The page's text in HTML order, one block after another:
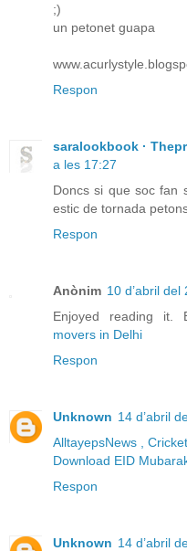
;)
un petonet guapa
Respon
saralookbook ·
a les 17:27
Doncs si que soc fan
estic de tornada
Respon
Anònim 10 d’abril
Enjoyed reading it.
movers in Delhi
Respon
Unknown 14 d’abril
AlltayepsNews ,
Download EID
Respon
Unknown 14 d’abril